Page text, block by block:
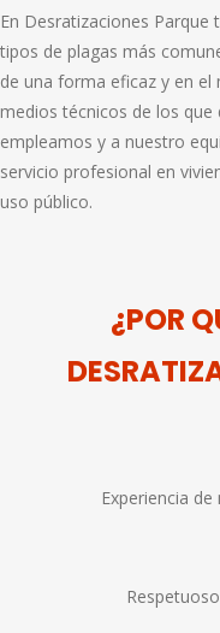
En Desratizaciones
tipos de plagas más
de una forma eficaz y en el
medios técnicos de los
empleamos y a nuestro
servicio profesional en
uso público.
¿POR
Experiencia